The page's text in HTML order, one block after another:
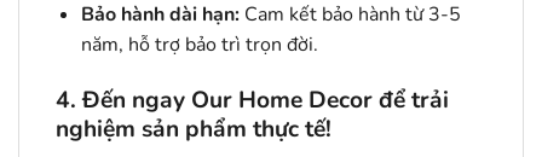
Bảo hành dài hạn:Cam kết bảo hành từ 3-5
năm, hỗ trợ bảo trì trọn đời.
4. Đến ngay Our Home Decor để trải
nghiệm sản phẩm thực tế!